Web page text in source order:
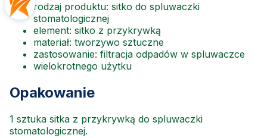
rodzaj produktu: sitko do spluwaczki
stomatologicznej
element: sitko z przykrywką
materiał: tworzywo sztuczne
zastosowanie: filtracja odpadów w spluwaczce
wielokrotnego użytku
Opakowanie
1 sztuka sitka z przykrywką do spluwaczki
stomatologicznej.